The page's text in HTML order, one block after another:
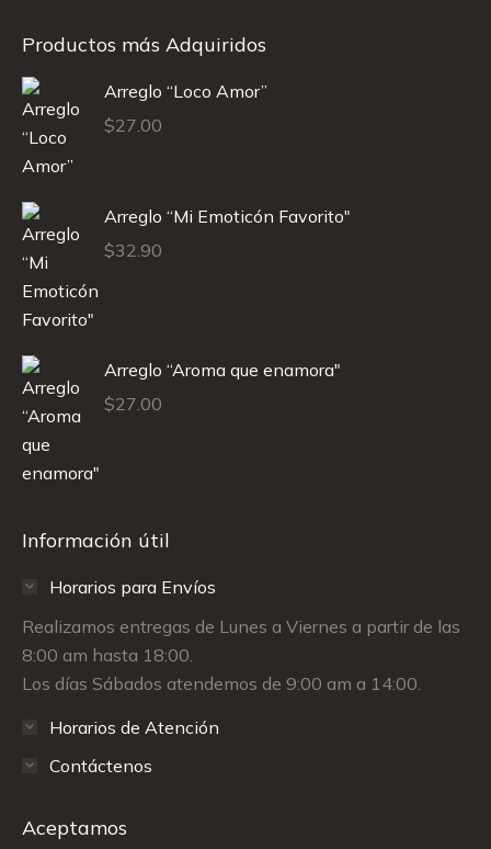
Productos más Adquiridos
Arreglo “Loco Amor”
$27.00
Arreglo “Mi Emoticón Favorito"
$32.90
Arreglo “Aroma que enamora"
$27.00
Información útil
Horarios para Envíos
Realizamos entregas de Lunes a Viernes a partir de las
8:00 am hasta 18:00.
Los días Sábados atendemos de 9:00 am a 14:00.
Horarios de Atención
Contáctenos
Aceptamos